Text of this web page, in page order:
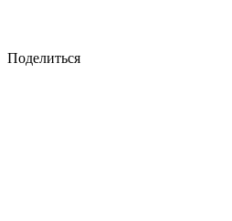
Поделиться